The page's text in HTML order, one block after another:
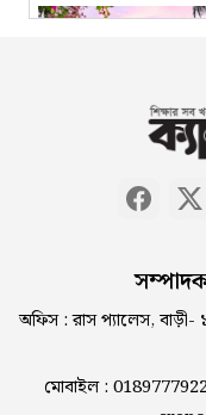
অফিস : রাস প্যালেস,
মোবাইল :